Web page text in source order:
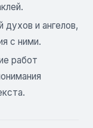
духов и ангелов,
с ними.
работ